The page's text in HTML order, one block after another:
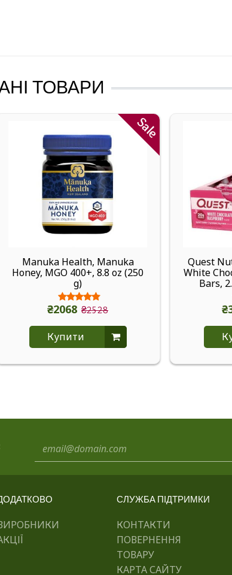
ТОВАРИ
Sale
Manuka Health, Manuka
Honey, MGO 400+, 8.8 oz (250
g)
₴2068 ₴2528
Купити
Quest
White
Bars,
СЛУЖБА ПІДТРИМКИ
КОНТАКТИ
ПОВЕРНЕННЯ
ТОВАРУ
КАРТА САЙТУ